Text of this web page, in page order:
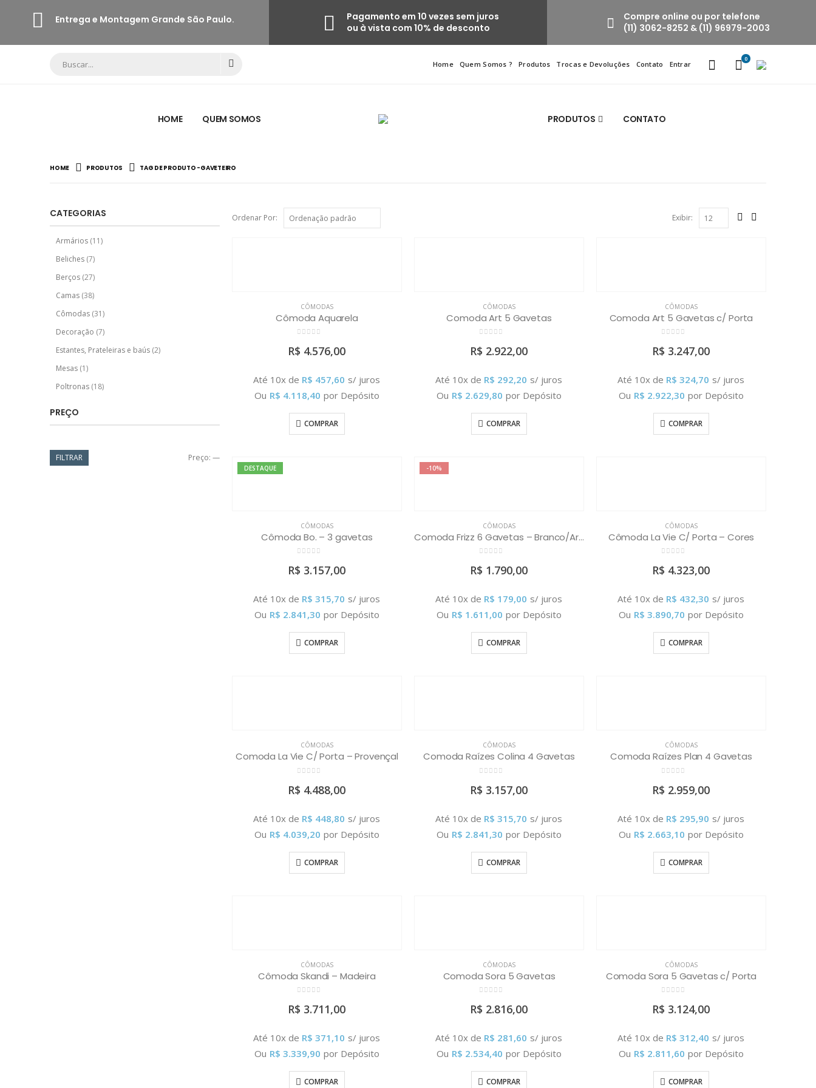
Entrega e Montagem Grande São Paulo.
Pagamento em 10 vezes sem juros
ou à vista com 10% de desconto
Compre online ou por telefone
(11) 3062-8252 & (11) 96979-2003
Home Quem Somos ? Produtos Trocas e Devoluções Contato Entrar
0
HOME QUEM SOMOS PRODUTOS CONTATO
HOME PRODUTOS TAG DE PRODUTO -GAVETEIRO
Ordenar Por: Exibir:
CÔMODAS
Cômoda Aquarela
R$ 4.576,00
Até 10x de R$ 457,60 s/ juros
Ou R$ 4.118,40 por Depósito
COMPRAR
CÔMODAS
Comoda Art 5 Gavetas
R$ 2.922,00
Até 10x de R$ 292,20 s/ juros
Ou R$ 2.629,80 por Depósito
COMPRAR
CÔMODAS
Comoda Art 5 Gavetas c/ Porta
R$ 3.247,00
Até 10x de R$ 324,70 s/ juros
Ou R$ 2.922,30 por Depósito
COMPRAR
DESTAQUE
CÔMODAS
Cômoda Bo. – 3 gavetas
R$ 3.157,00
Até 10x de R$ 315,70 s/ juros
Ou R$ 2.841,30 por Depósito
COMPRAR
-10%
CÔMODAS
Comoda Frizz 6 Gavetas – Branco/Areia
R$ 1.790,00
Até 10x de R$ 179,00 s/ juros
Ou R$ 1.611,00 por Depósito
COMPRAR
CÔMODAS
Cômoda La Vie C/ Porta – Cores
R$ 4.323,00
Até 10x de R$ 432,30 s/ juros
Ou R$ 3.890,70 por Depósito
COMPRAR
CÔMODAS
Comoda La Vie C/ Porta – Provençal
R$ 4.488,00
Até 10x de R$ 448,80 s/ juros
Ou R$ 4.039,20 por Depósito
COMPRAR
CÔMODAS
Comoda Raízes Colina 4 Gavetas
R$ 3.157,00
Até 10x de R$ 315,70 s/ juros
Ou R$ 2.841,30 por Depósito
COMPRAR
CÔMODAS
Comoda Raízes Plan 4 Gavetas
R$ 2.959,00
Até 10x de R$ 295,90 s/ juros
Ou R$ 2.663,10 por Depósito
COMPRAR
CÔMODAS
Cômoda Skandi – Madeira
R$ 3.711,00
Até 10x de R$ 371,10 s/ juros
Ou R$ 3.339,90 por Depósito
COMPRAR
CÔMODAS
Comoda Sora 5 Gavetas
R$ 2.816,00
Até 10x de R$ 281,60 s/ juros
Ou R$ 2.534,40 por Depósito
COMPRAR
CÔMODAS
Comoda Sora 5 Gavetas c/ Porta
R$ 3.124,00
Até 10x de R$ 312,40 s/ juros
Ou R$ 2.811,60 por Depósito
COMPRAR
CATEGORIAS
Armários (11)
Beliches (7)
Berços (27)
Camas (38)
Cômodas (31)
Decoração (7)
Estantes, Prateleiras e baús (2)
Mesas (1)
Poltronas (18)
PREÇO
FILTRAR Preço: —